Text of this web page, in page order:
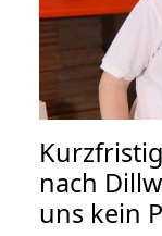
nach
uns kein